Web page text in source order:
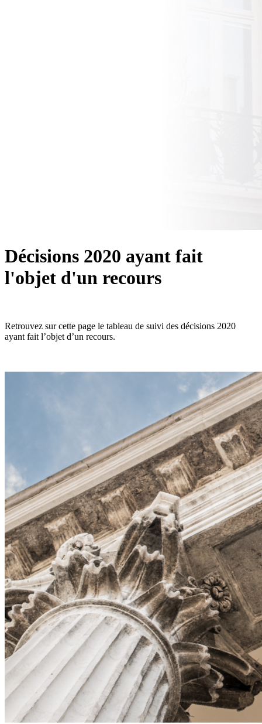
Décisions 2020 ayant fait
l'objet d'un recours
Retrouvez sur cette page le tableau de suivi des décisions 2020
ayant fait l’objet d’un recours.